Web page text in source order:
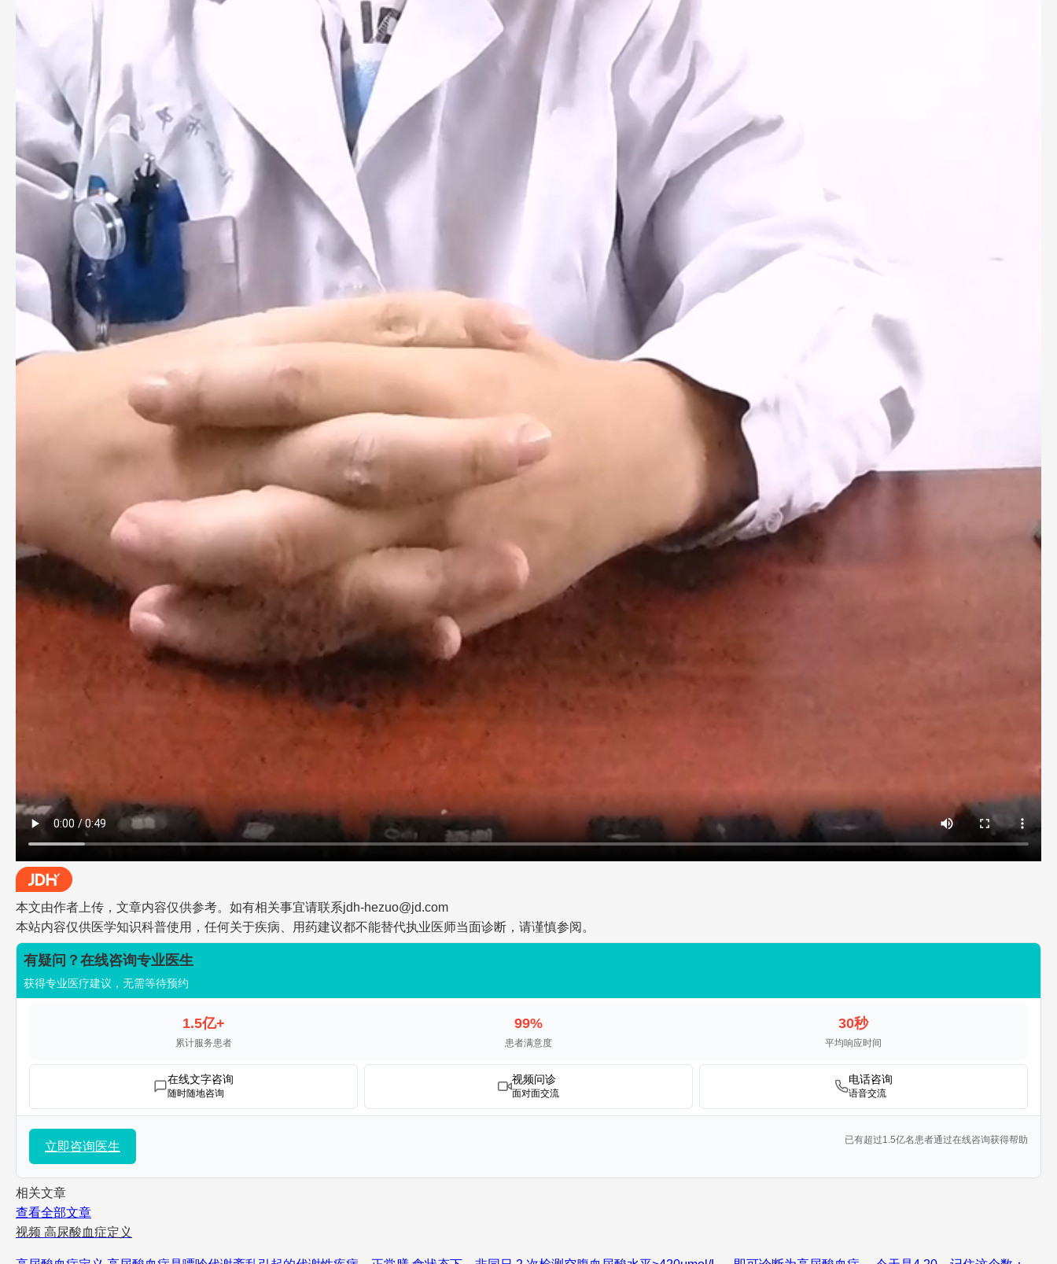
本文由作者上传，文章内容仅供参考。如有相关事宜请联系jdh-hezuo@jd.com
本站内容仅供医学知识科普使用，任何关于疾病、用药建议都不能替代执业医师当面诊断，请谨慎参阅。
有疑问？在线咨询专业医生
获得专业医疗建议，无需等待预约
1.5亿+
累计服务患者
99%
患者满意度
30秒
平均响应时间
在线文字咨询
随时随地咨询
视频问诊
面对面交流
电话咨询
语音交流
立即咨询医生 已有超过1.5亿名患者通过在线咨询获得帮助
相关文章
查看全部文章
视频 高尿酸血症定义